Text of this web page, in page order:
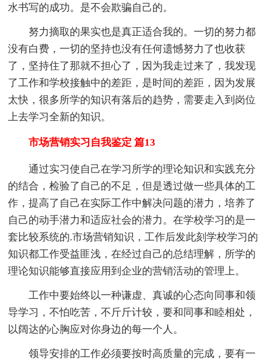
水书写的成功。是不会欺骗自己的。
努力摘取的果实也是真正适合我的。一切的努力都
没有白费，一切的坚持也没有任何遗憾努力了也收获
了，坚持住了那就不担心了，因为我走过来了，我发现
了工作和学校接触中的差距，是时间的差距，因为发展
太快，很多所学的知识有落后的趋势，需要走入到岗位
上去学习全新的知识。
市场营销实习自我鉴定 篇13
通过实习使自己在学习所学的理论知识和实践充分
的结合，检验了自己的不足，但是透过做一些具体的工
作，提高了自己在实际工作中解决问题的潜力，培养了
自己的动手潜力和适应社会的潜力。在学校学习的是一
套比较系统的.市场营销知识，工作后发此刻学校学习的
知识都工作受益匪浅，在经过自己的总结理解，所学的
理论知识能够直接应用到企业的营销活动的管理上。
工作中要始终以一种谦虚、真诚的心态向同事和领
导学习，不怕吃苦，不斤斤计较，要和同事和睦相处，
以阔达的心胸应对你身边的每一个人。
领导安排的工作必须要按时高质量的完成，要有一